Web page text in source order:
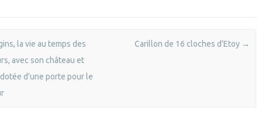
la vie au temps des
avec son château et
d’une porte pour le
Carillon de 16 cloches d’Etoy →